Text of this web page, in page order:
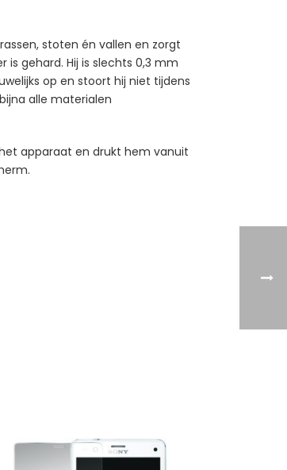
stoten én vallen en zorgt
gehard. Hij is slechts 0,3 mm
op en stoort hij niet tijdens
alle materialen
apparaat en drukt hem vanuit